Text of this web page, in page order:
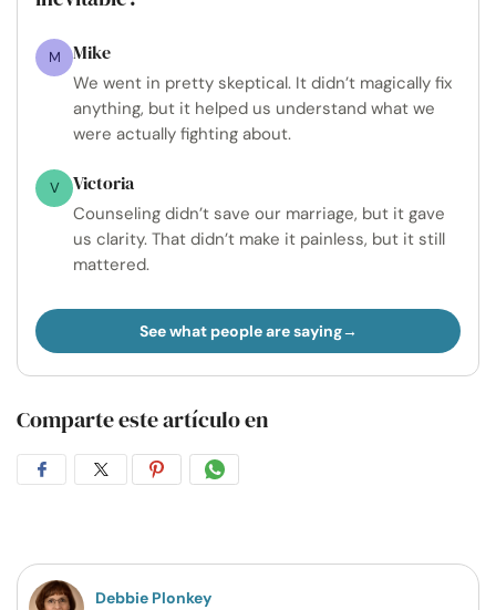
M Mike
We went in pretty skeptical. It didn’t magically fix
anything, but it helped us understand what we
were actually fighting about.
V Victoria
Counseling didn’t save our marriage, but it gave
us clarity. That didn’t make it painless, but it still
mattered.
See what people are saying
Comparte este artículo en
CompartirCompartirCompartirCompartir
Debbie Plonkey